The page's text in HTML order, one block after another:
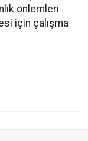
önlemleri
için çalışma